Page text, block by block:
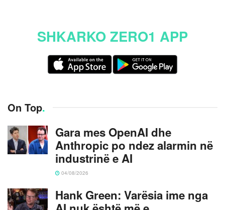
SHKARKO ZERO1 APP
On Top.
Gara mes OpenAI dhe
Anthropic po ndez alarmin në
industrinë e AI
04/08/2026
Hank Green: Varësia ime nga